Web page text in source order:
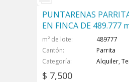
PUNTARENAS
EN FINCA DE 489.777
m² de lote
489777
Cantón
Parrita
Categoría
Alquiler,
$ 7,500